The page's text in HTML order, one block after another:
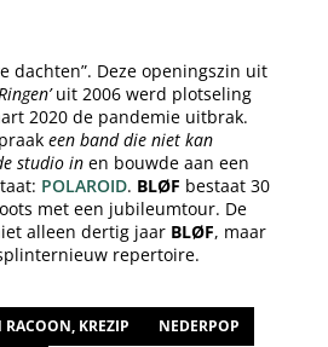
dachten”. Deze openingszin uit
uit 2006 werd plotseling
2020 de pandemie uitbrak.
een band die niet kan
studio in en bouwde aan een
POLAROID. BLØF bestaat 30
met een jubileumtour. De
alleen dertig jaar BLØF, maar
repertoire.
RACOON, KREZIP
NEDERPOP